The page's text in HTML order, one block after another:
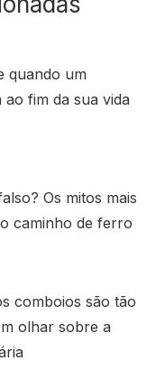
quando um
fim da sua vida
Os mitos mais
caminho de ferro
comboios são tão
olhar sobre a